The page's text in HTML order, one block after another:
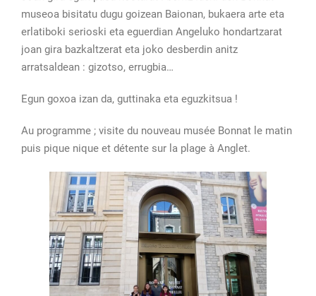
:
une
journée
côte
les
élèves
de
basque
de
6e
museoa bisitatu dugu goizean Baionan, bukaera arte eta
erlatiboki serioski eta eguerdian Angeluko hondartzarat
joan gira bazkaltzerat eta joko desberdin anitz
arratsaldean : gizotso, errugbia…
Egun goxoa izan da, guttinaka eta eguzkitsua !
Au programme ; visite du nouveau musée Bonnat le matin
puis pique nique et détente sur la plage à Anglet.